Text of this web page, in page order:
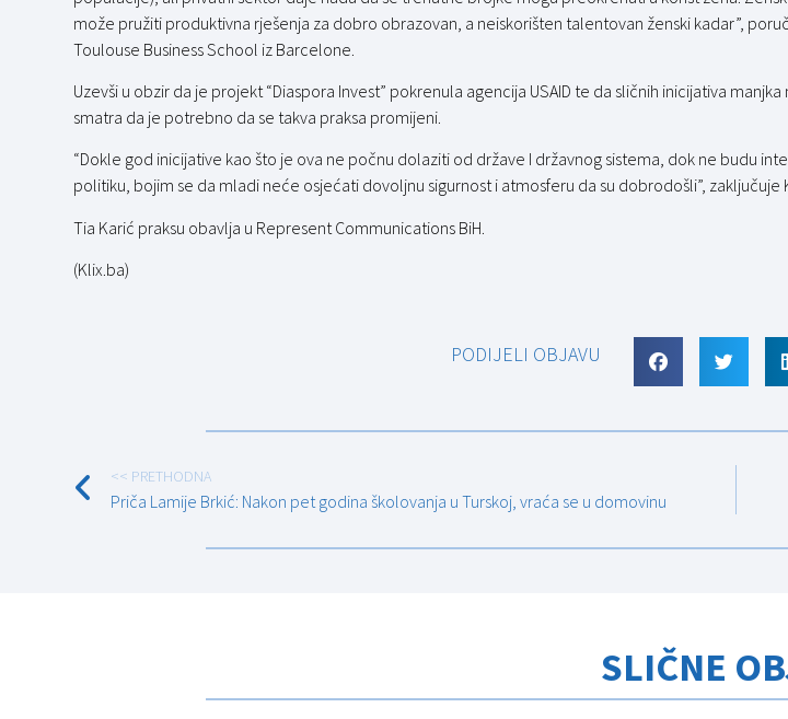
može pružiti produktivna rješenja za dobro obrazovan, a neiskorišten talentovan ženski kadar”,
Toulouse Business School iz Barcelone.
Uzevši u obzir da je projekt “Diaspora Invest” pokrenula agencija USAID te da sličnih inicijativa
smatra da je potrebno da se takva praksa promijeni.
“Dokle god inicijative kao što je ova ne počnu dolaziti od države I državnog sistema, dok ne budu
politiku, bojim se da mladi neće osjećati dovoljnu sigurnost i atmosferu da su dobrodošli”, zaključuje
Tia Karić praksu obavlja u Represent Communications BiH.
(Klix.ba)
PODIJELI OBJAVU
<< PRETHODNA
Priča Lamije Brkić: Nakon pet godina školovanja u Turskoj, vraća se u domovinu
SLIČNE